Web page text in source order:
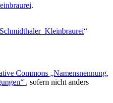
.
“
Commons „Namensnennung,
, sofern nicht anders